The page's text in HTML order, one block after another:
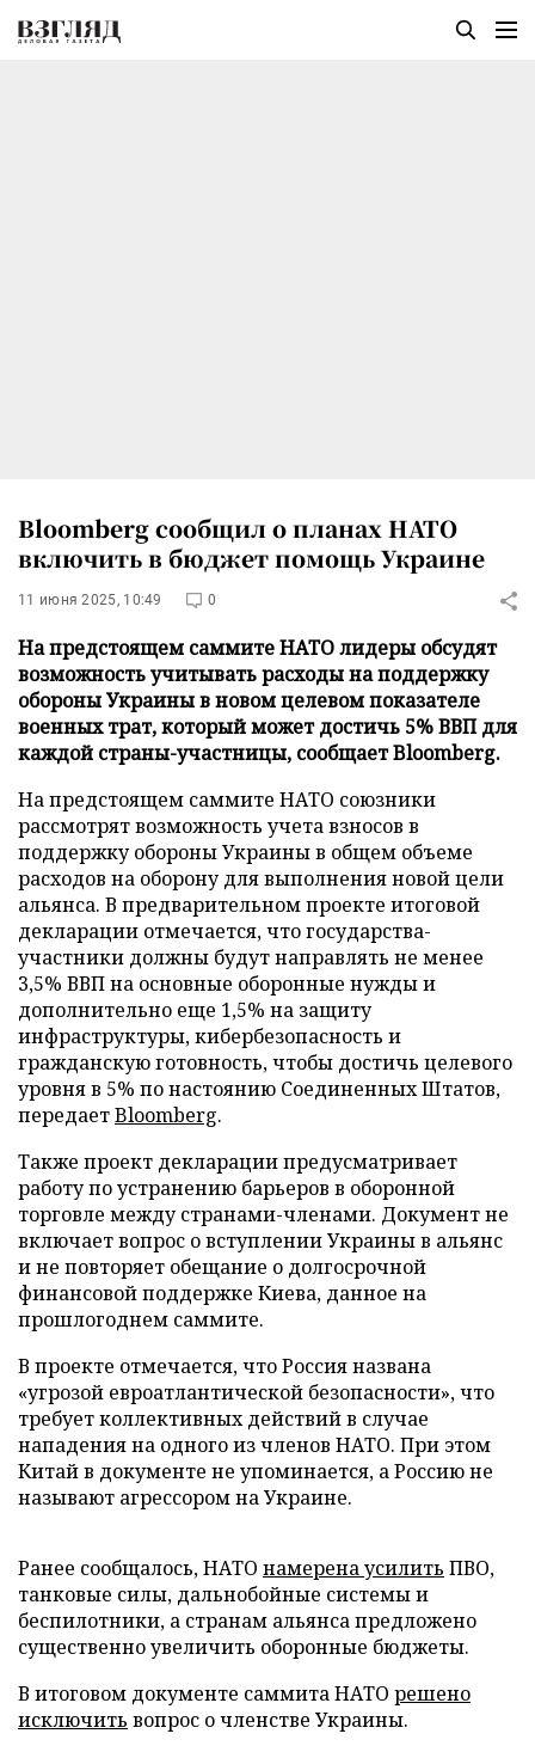
Bloomberg сообщил о планах НАТО
включить в бюджет помощь Украине
11 июня 2025, 10:49 0
На предстоящем саммите НАТО лидеры обсудят
возможность учитывать расходы на поддержку
обороны Украины в новом целевом показателе
военных трат, который может достичь 5% ВВП для
каждой страны-участницы, сообщает Bloomberg.
На предстоящем саммите НАТО союзники
рассмотрят возможность учета взносов в
поддержку обороны Украины в общем объеме
расходов на оборону для выполнения новой цели
альянса. В предварительном проекте итоговой
декларации отмечается, что государства-
участники должны будут направлять не менее
3,5% ВВП на основные оборонные нужды и
дополнительно еще 1,5% на защиту
инфраструктуры, кибербезопасность и
гражданскую готовность, чтобы достичь целевого
уровня в 5% по настоянию Соединенных Штатов,
передаетBloomberg.
Также проект декларации предусматривает
работу по устранению барьеров в оборонной
торговле между странами-членами. Документ не
включает вопрос о вступлении Украины в альянс
и не повторяет обещание о долгосрочной
финансовой поддержке Киева, данное на
прошлогоднем саммите.
В проекте отмечается, что Россия названа
«угрозой евроатлантической безопасности», что
требует коллективных действий в случае
нападения на одного из членов НАТО. При этом
Китай в документе не упоминается, а Россию не
называют агрессором на Украине.
Ранее сообщалось, НАТО намерена усилить ПВО,
танковые силы, дальнобойные системы и
беспилотники, а странам альянса предложено
существенно увеличить оборонные бюджеты.
В итоговом документе саммита НАТО решено
исключить вопрос о членстве Украины.